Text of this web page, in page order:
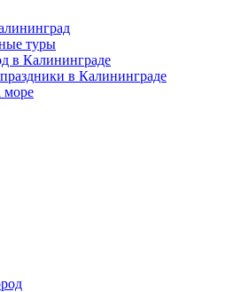
туры
в Калининграде
в Калининграде
море